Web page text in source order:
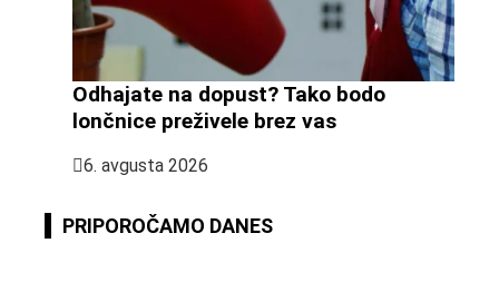
Odhajate na dopust? Tako bodo
lončnice preživele brez vas
6. avgusta 2026
PRIPOROČAMO DANES